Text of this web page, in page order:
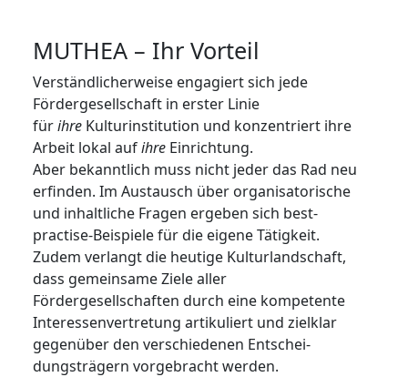
MUTHEA – Ihr Vorteil
Verständlicherweise engagiert sich jede
Fördergesellschaft in erster Linie
fürihre Kulturinstitution und konzentriert ihre
Arbeit lokal aufihre Einrichtung.
Aber bekanntlich muss nicht jeder das Rad neu
erfinden. Im Austausch über organisatorische
und inhaltliche Fragen ergeben sich best-
practise-Beispiele für die eigene Tätigkeit.
Zudem verlangt die heutige Kulturlandschaft,
dass gemein­same Ziele aller
Fördergesellschaften durch eine kompetente
Interessenvertretung artikuliert und zielklar
gegenüber den verschiedenen Ent­schei­
dungsträgern vorgebracht werden.